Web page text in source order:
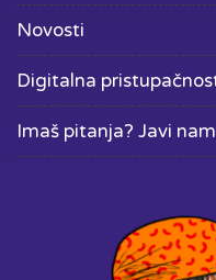
Novosti
Digitalna
Imaš pitanja? Javi